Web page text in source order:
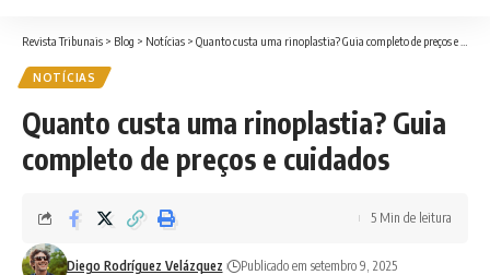
Revista Tribunais > Blog > Notícias > Quanto custa uma rinoplastia? Guia completo de preços e cuidados
NOTÍCIAS
Quanto custa uma rinoplastia? Guia
completo de preços e cuidados
Diego Rodríguez Velázquez Publicado em setembro 9, 2025
5 Min de leitura